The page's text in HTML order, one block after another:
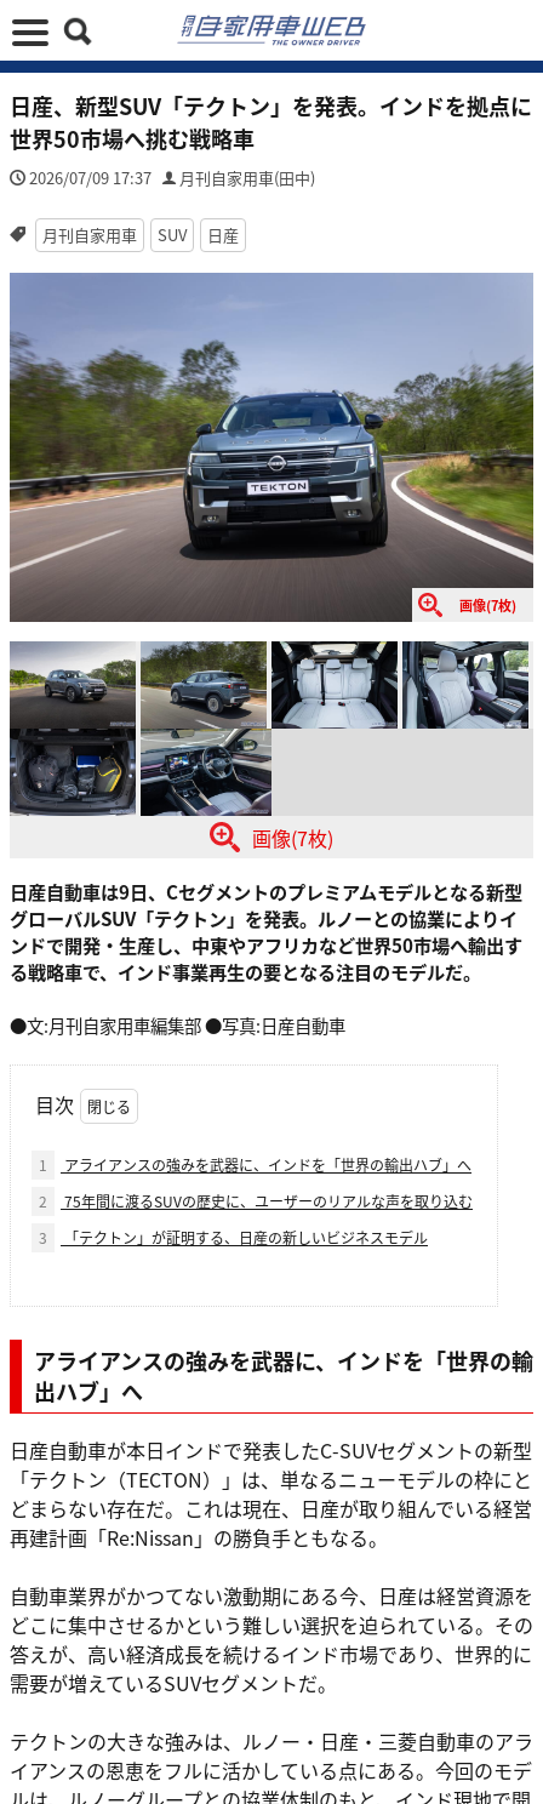
日産、新型SUV「テクトン」を発表。インドを拠点に
世界50市場へ挑む戦略車
2026/07/09 17:37 月刊自家用車(田中)
月刊自家用車 SUV 日産
画像(7枚)
画像(7枚)
日産自動車は9日、Cセグメントのプレミアムモデルとなる新型
グローバルSUV「テクトン」を発表。ルノーとの協業によりイ
ンドで開発・生産し、中東やアフリカなど世界50市場へ輸出す
る戦略車で、インド事業再生の要となる注目のモデルだ。
●文:月刊自家用車編集部 ●写真:日産自動車
目次
1
アライアンスの強みを武器に、インドを「世界の輸出ハブ」へ
2
75年間に渡るSUVの歴史に、ユーザーのリアルな声を取り込む
3
「テクトン」が証明する、日産の新しいビジネスモデル
アライアンスの強みを武器に、インドを「世界の輸
出ハブ」へ
日産自動車が本日インドで発表したC-SUVセグメントの新型
「テクトン（TECTON）」は、単なるニューモデルの枠にと
どまらない存在だ。これは現在、日産が取り組んでいる経営
再建計画「Re:Nissan」の勝負手ともなる。
自動車業界がかつてない激動期にある今、日産は経営資源を
どこに集中させるかという難しい選択を迫られている。その
答えが、高い経済成長を続けるインド市場であり、世界的に
需要が増えているSUVセグメントだ。
テクトンの大きな強みは、ルノー・日産・三菱自動車のアラ
イアンスの恩恵をフルに活かしている点にある。今回のモデ